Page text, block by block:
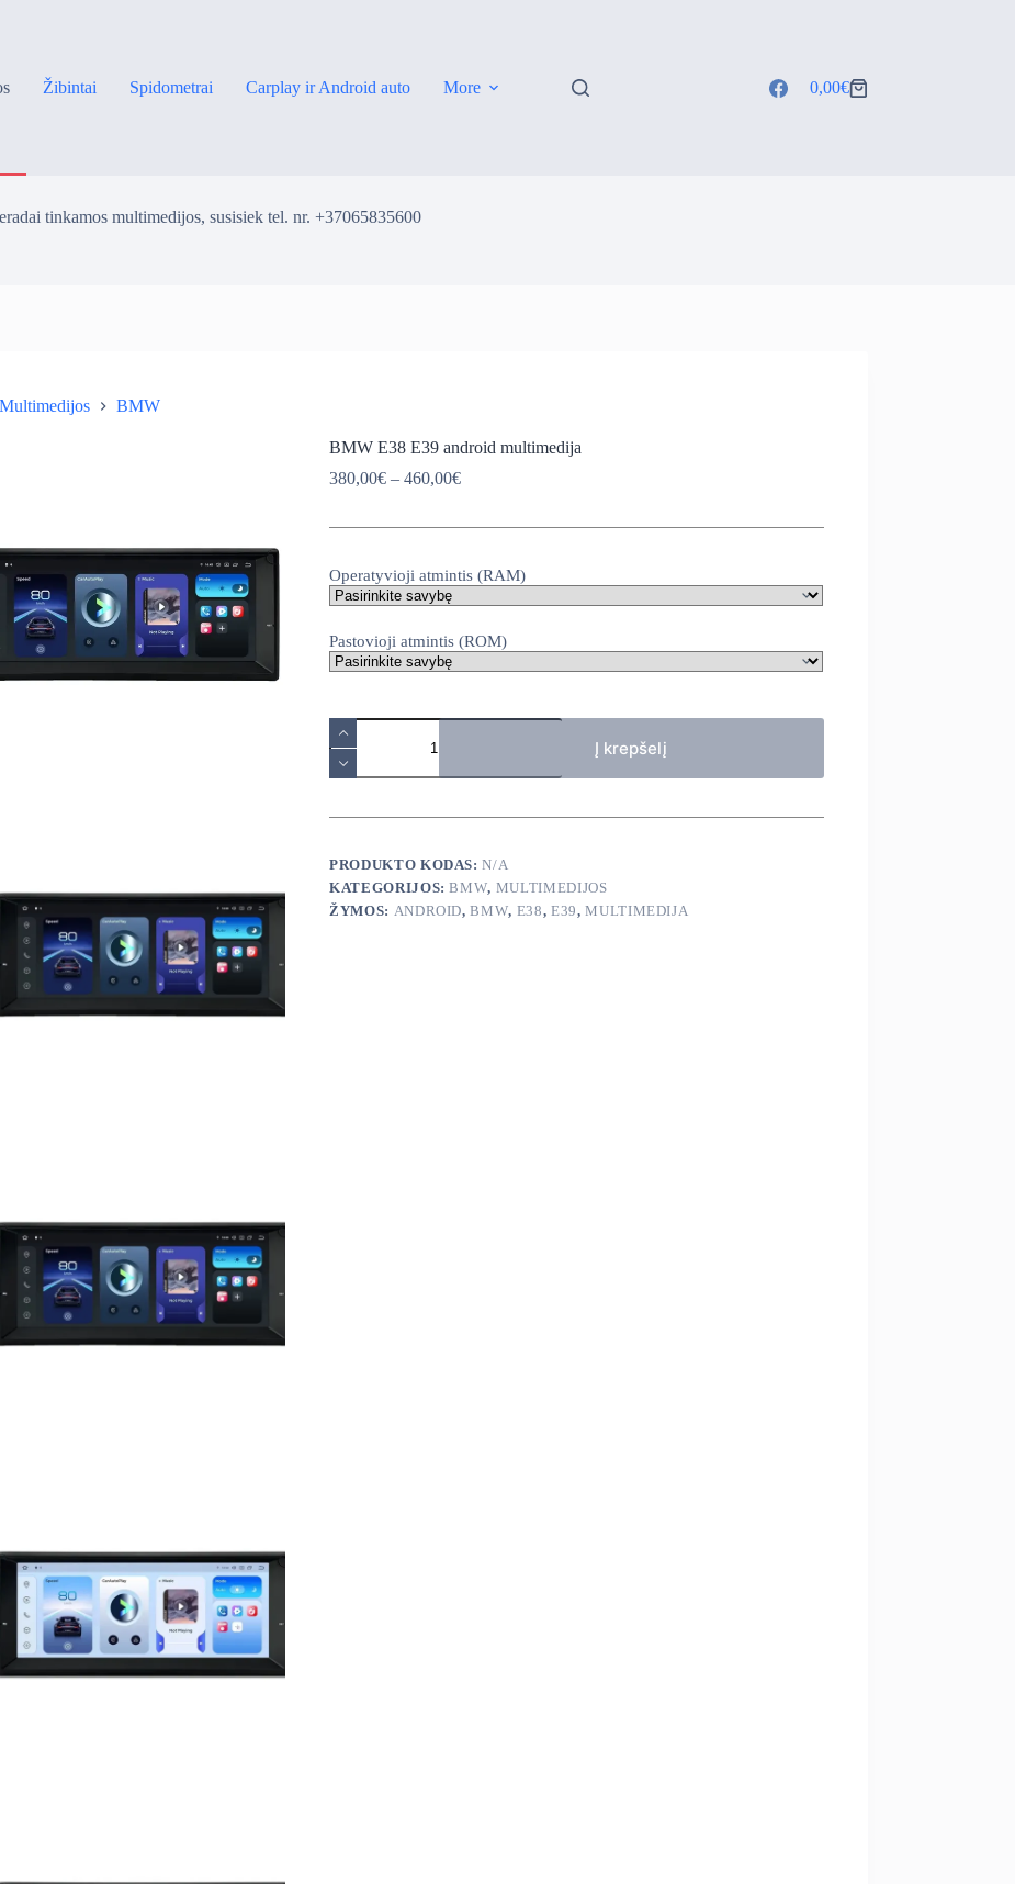
Žibintai Spidometrai Carplay ir Android auto More
Shopping
0,00€
tinkamos multimedijos, susisiek tel. nr. +37065835600
Multimedijos BMW
BMW E38 E39 android multimedija
380,00€ – 460,00€Price
Operatyvioji atmintis (RAM)
Pastovioji atmintis (ROM)
produkto
kiekis:
BMW
E38
android
Į krepšelį
PRODUKTO KODAS:N/A
KATEGORIJOS:BMW, MULTIMEDIJOS
ŽYMOS: ANDROID,BMW, E38, E39,MULTIMEDIJA